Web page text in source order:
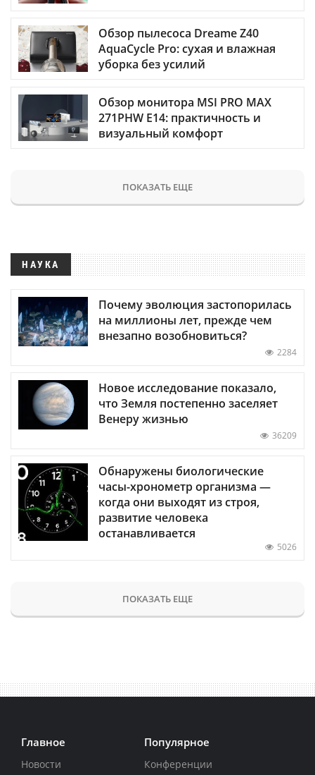
Обзор пылесоса Dreame Z40
AquaCycle Pro: сухая и влажная
уборка без усилий
Обзор монитора MSI PRO MAX
271PHW E14: практичность и
визуальный комфорт
ПОКАЗАТЬ ЕЩЕ
НАУКА
Почему эволюция застопорилась
на миллионы лет, прежде чем
внезапно возобновиться?
2284
Новое исследование показало,
что Земля постепенно заселяет
Венеру жизнью
36209
Обнаружены биологические
часы-хронометр организма —
когда они выходят из строя,
развитие человека
останавливается
5026
ПОКАЗАТЬ ЕЩЕ
Главное
Новости
Популярное
Конференции